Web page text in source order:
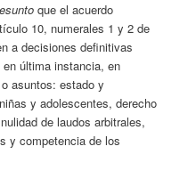
que el acuerdo
10, numerales 1 y 2 de
a decisiones definitivas
última instancia, en
asuntos: estado y
y adolescentes, derecho
de laudos arbitrales,
y competencia de los